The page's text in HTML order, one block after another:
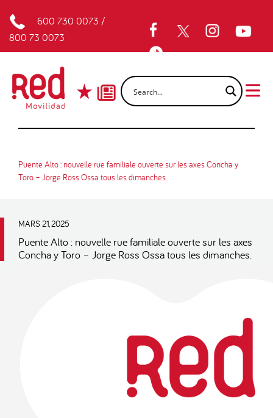
600 730 0073 /
800 73 0073
Puente Alto : nouvelle rue familiale ouverte sur les axes Concha y
Toro – Jorge Ross Ossa tous les dimanches.
MARS 21, 2025
Puente Alto : nouvelle rue familiale ouverte sur les axes
Concha y Toro – Jorge Ross Ossa tous les dimanches.